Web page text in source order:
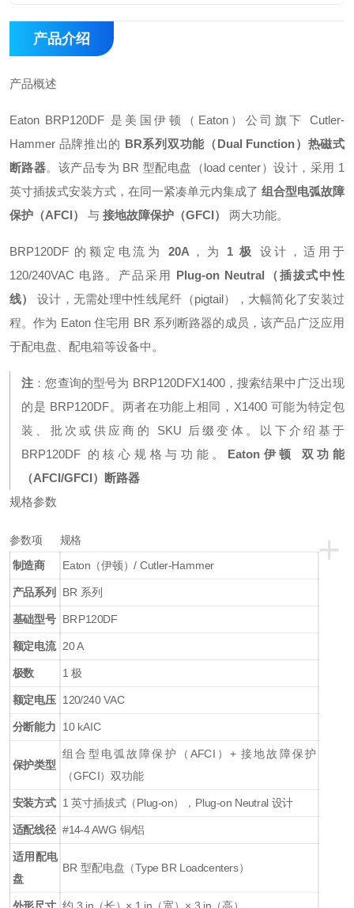
产品介绍
产品概述
Eaton BRP120DF 是美国伊顿（Eaton）公司旗下 Cutler-
Hammer 品牌推出的 BR系列双功能（Dual Function）热磁式
断路器。该产品专为 BR 型配电盘（load center）设计，采用 1
英寸插拔式安装方式，在同一紧凑单元内集成了 组合型电弧故障
保护（AFCI）
与 接地故障保护（GFCI） 两大功能。
BRP120DF 的额定电流为 20A ，为 1 极 设计 ，适用于
120/240VAC 电路 。产品采用 Plug-on Neutral（插拔式中性
线）
设计，无需处理中性线尾纤（pigtail），大幅简化了安装过
程。作为 Eaton 住宅用 BR 系列断路器的成员，该产品广泛应用
于配电盘、配电箱等设备中 。
注 ：您查询的型号为 BRP120DFX1400，搜索结果中广泛出现
的是 BRP120DF。两者在功能上相同，X1400 可能为特定包
装、批次或供应商的 SKU 后缀变体 。以下介绍基于
BRP120DF 的核心规格与功能。 Eaton伊顿 双功能
（AFCI/GFCI）断路器
规格参数
+
参数项 规格
制造商 Eaton（伊顿）/ Cutler-Hammer
产品系列 BR 系列
基础型号 BRP120DF
额定电流 20 A
极数 1 极
额定电压 120/240 VAC
分断能力 10 kAIC
保护类型
组合型电弧故障保护（AFCI）+ 接地故障保护
（GFCI）双功能
安装方式 1 英寸插拔式（Plug-on），Plug-on Neutral 设计
适配线径 #14-4 AWG 铜/铝
适用配电
盘
BR 型配电盘（Type BR Loadcenters）
外形尺寸 约 3 in（长）× 1 in（宽）× 3 in（高）